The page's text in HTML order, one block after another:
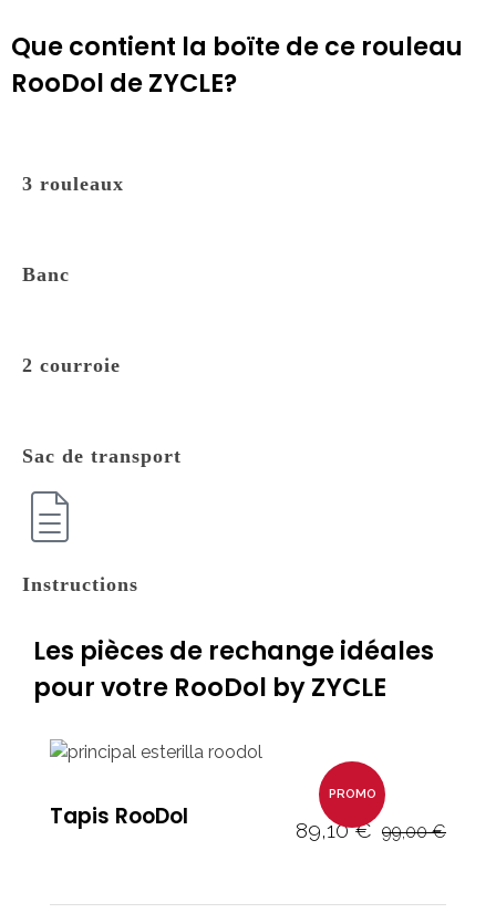
Que contient la boïte de ce rouleau
RooDol de ZYCLE?
3 rouleaux
Banc
2 courroie
Sac de transport
Instructions
Les pièces de rechange idéales
pour votre RooDol by ZYCLE
PROMO
Tapis RooDol 89,10€ 99,00€